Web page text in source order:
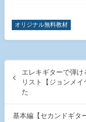
オリジナル無料教材
エレキギターで弾
リスト【ジョンメ
た
基本編【セカンドギタ